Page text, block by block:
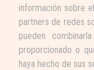
información sobre
partners de redes
pueden
proporcionado o
haya hecho de sus